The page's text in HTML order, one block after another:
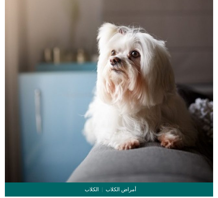
أمراض الكلاب الكلاب